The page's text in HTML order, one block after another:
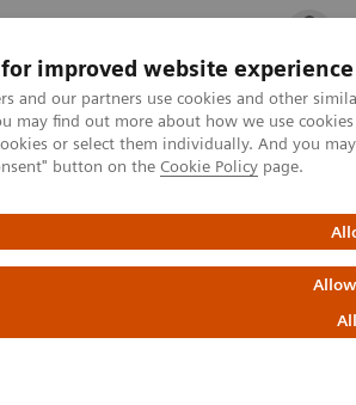
for improved website experience
and our partners use cookies and other
may find out more about how we use
or select them individually. And you
button on the Cookie Policy page.
Healthcare Management
IT
Diagnostics IT